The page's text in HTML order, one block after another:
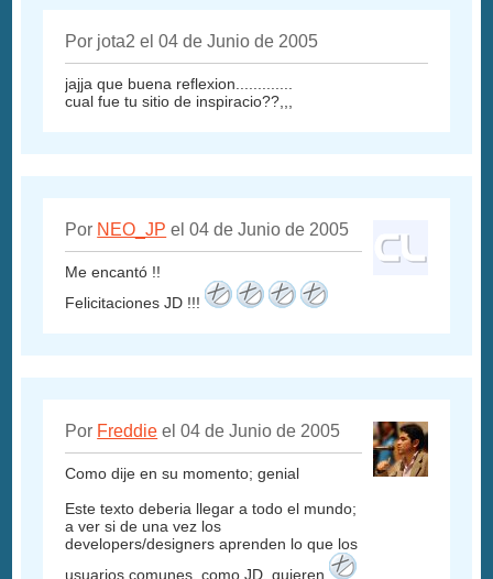
Por jota2 el 04 de Junio de 2005
jajja que buena reflexion.............
cual fue tu sitio de inspiracio??,,,
Por NEO_JP el 04 de Junio de 2005
Me encantó !!
Felicitaciones JD !!!
Por Freddie el 04 de Junio de 2005
Como dije en su momento; genial
Este texto deberia llegar a todo el mundo;
a ver si de una vez los
developers/designers aprenden lo que los
usuarios comunes, como JD, quieren